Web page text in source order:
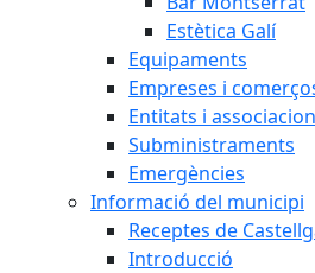
Estètica Galí
Equipaments
Empreses i
Entitats i
Subministraments
Emergències
Informació del municipi
Receptes de
Introducció